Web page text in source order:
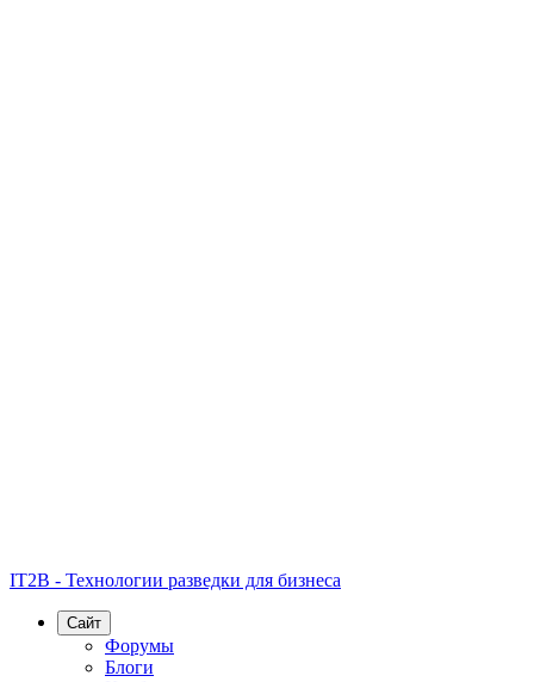
IT2B - Технологии разведки для бизнеса
Сайт
Форумы
Блоги